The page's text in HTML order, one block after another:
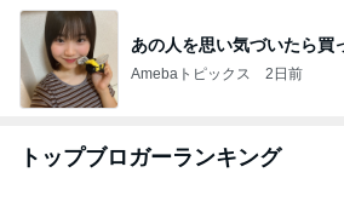
あの人を思い気づいたら買
Amebaトピックス 2日前
トップブロガーランキング